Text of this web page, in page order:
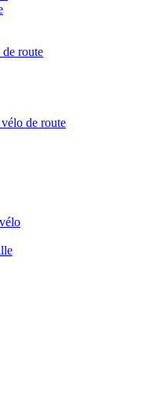
route
de route